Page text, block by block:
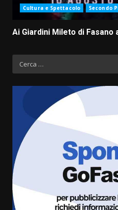
Cultura e Spettacolo Secondo
Ai Giardini Mileto di Fasano
Ricerca
per:
La Banda
8 Agosto